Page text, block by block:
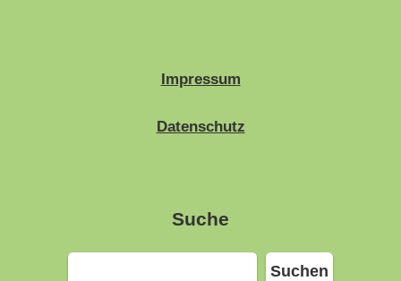
Impressum
Datenschutz
Suche
Suchen
Suchen